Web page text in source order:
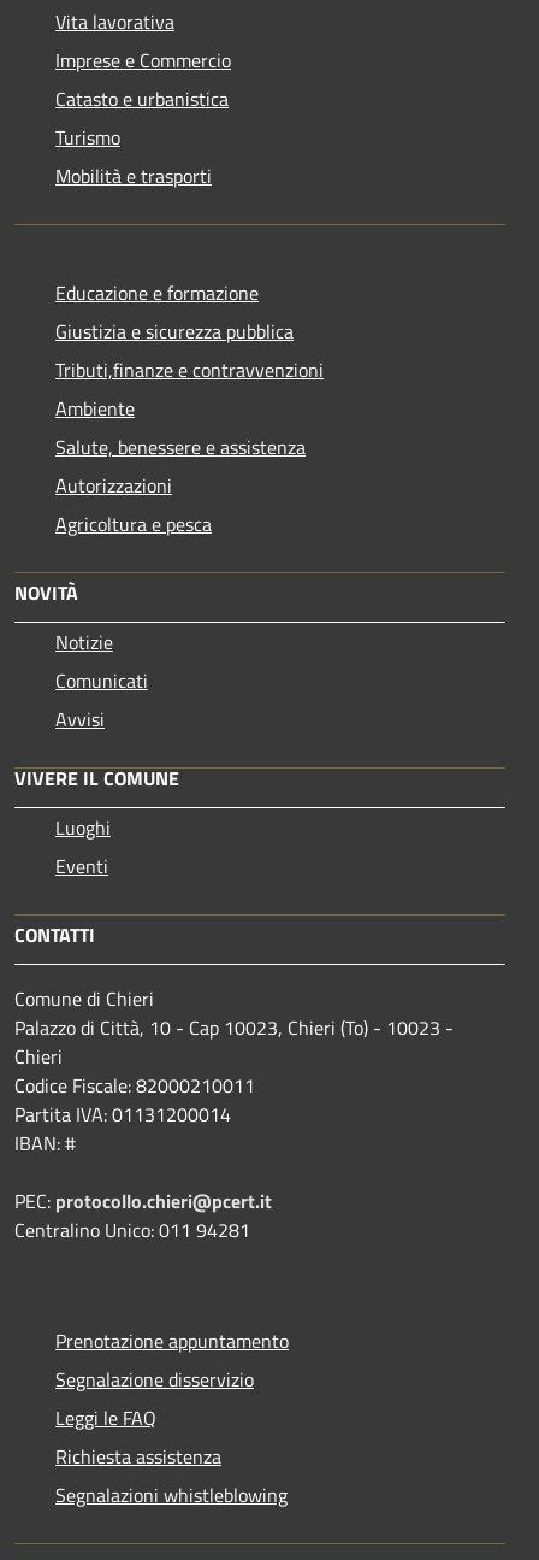
Vita lavorativa
Imprese e Commercio
Catasto e urbanistica
Turismo
Mobilità e trasporti
Educazione e formazione
Giustizia e sicurezza pubblica
Tributi,finanze e contravvenzioni
Ambiente
Salute, benessere e assistenza
Autorizzazioni
Agricoltura e pesca
NOVITÀ
Notizie
Comunicati
Avvisi
VIVERE IL COMUNE
Luoghi
Eventi
CONTATTI
Comune di Chieri
Palazzo di Città, 10 - Cap 10023, Chieri (To) - 10023 -
Chieri
Codice Fiscale: 82000210011
Partita IVA: 01131200014
IBAN: #
PEC: protocollo.chieri@pcert.it
Centralino Unico: 011 94281
Prenotazione appuntamento
Segnalazione disservizio
Leggi le FAQ
Richiesta assistenza
Segnalazioni whistleblowing